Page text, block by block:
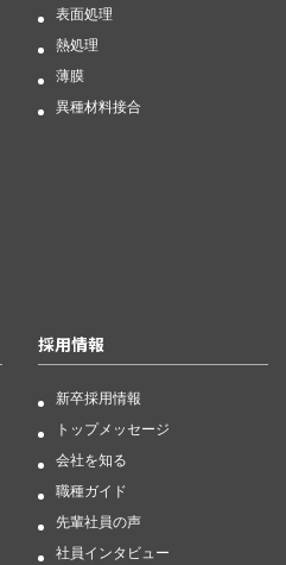
表面処理
熱処理
薄膜
異種材料接合
採用情報
新卒採用情報
トップメッセージ
会社を知る
職種ガイド
先輩社員の声
社員インタビュー